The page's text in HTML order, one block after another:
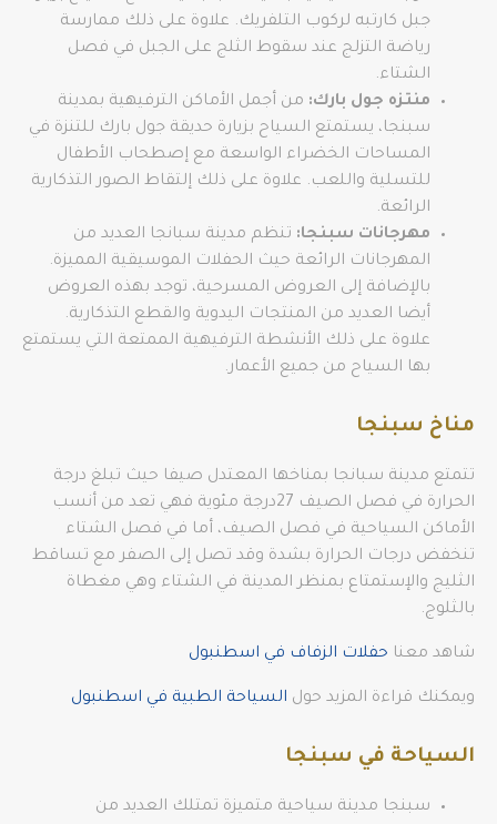
جبل كارتبه لركوب التلفريك. علاوة على ذلك ممارسة
رياضة التزلج عند سقوط الثلج على الجبل في فصل
الشتاء.
منتزه جول بارك: من أجمل الأماكن الترفيهية بمدينة
سبنجا، يستمتع السياح بزيارة حديقة جول بارك للتنزة في
المساحات الخضراء الواسعة مع إصطحاب الأطفال
للتسلية واللعب. علاوة على ذلك إلتقاط الصور التذكارية
الرائعة.
مهرجانات سبنجا: تنظم مدينة سبانجا العديد من
المهرجانات الرائعة حيث الحفلات الموسيقية المميزة.
بالإضافة إلى العروض المسرحية، توجد بهذه العروض
أيضا العديد من المنتجات اليدوية والقطع التذكارية.
علاوة على ذلك الأنشطة الترفيهية الممتعة التي يستمتع
بها السياح من جميع الأعمار.
مناخ سبنجا
تتمتع مدينة سبانجا بمناخها المعتدل صيفا حيث تبلغ درجة
الحرارة في فصل الصيف 27درجة مئوية فهي تعد من أنسب
الأماكن السياحية في فصل الصيف، أما في فصل الشتاء
تنخفض درجات الحرارة بشدة وقد تصل إلى الصفر مع تساقط
الثليج والإستمتاع بمنظر المدينة في الشتاء وهي مغطاة
بالثلوج.
شاهد معنا حفلات الزفاف في اسطنبول
ويمكنك قراءة المزيد حول السياحة الطبية في اسطنبول
السياحة في سبنجا
سبنجا مدينة سياحية متميزة تمتلك العديد من